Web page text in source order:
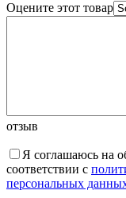
Оцените этот товар
отзыв
Я соглашаюсь на
соответствии с
персональных